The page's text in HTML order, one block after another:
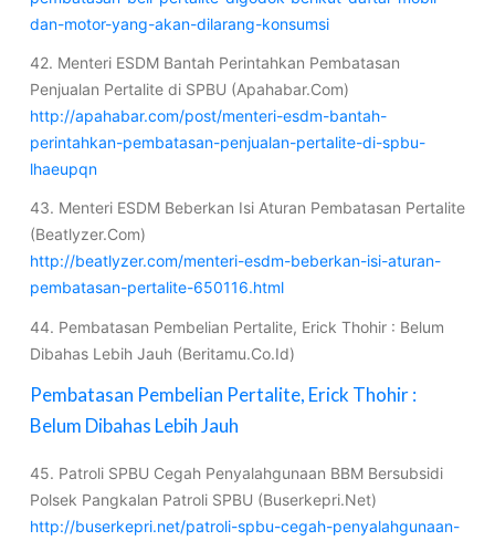
dan-motor-yang-akan-dilarang-konsumsi
42. Menteri ESDM Bantah Perintahkan Pembatasan
Penjualan Pertalite di SPBU (Apahabar.Com)
http://apahabar.com/post/menteri-esdm-bantah-
perintahkan-pembatasan-penjualan-pertalite-di-spbu-
lhaeupqn
43. Menteri ESDM Beberkan Isi Aturan Pembatasan Pertalite
(Beatlyzer.Com)
http://beatlyzer.com/menteri-esdm-beberkan-isi-aturan-
pembatasan-pertalite-650116.html
44. Pembatasan Pembelian Pertalite, Erick Thohir : Belum
Dibahas Lebih Jauh (Beritamu.Co.Id)
Pembatasan Pembelian Pertalite, Erick Thohir :
Belum Dibahas Lebih Jauh
45. Patroli SPBU Cegah Penyalahgunaan BBM Bersubsidi
Polsek Pangkalan Patroli SPBU (Buserkepri.Net)
http://buserkepri.net/patroli-spbu-cegah-penyalahgunaan-